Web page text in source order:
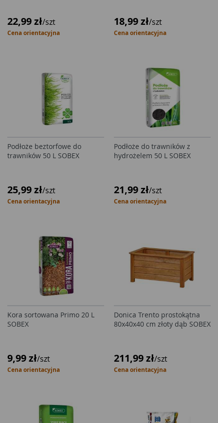
22,99 zł/szt
Cena orientacyjna
18,99 zł/szt
Cena orientacyjna
Podłoże beztorfowe do
trawników 50 L SOBEX
25,99 zł/szt
Cena orientacyjna
Podłoże do trawników z
hydrożelem 50 L SOBEX
21,99 zł/szt
Cena orientacyjna
Kora sortowana Primo 20 L
SOBEX
9,99 zł/szt
Cena orientacyjna
Donica Trento prostokątna
80x40x40 cm złoty dąb SOBEX
211,99 zł/szt
Cena orientacyjna